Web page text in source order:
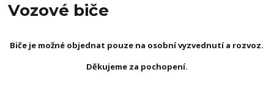
Vozové biče
Biče je možné objednat pouze na osobní vyzvednutí a rozvoz.
Děkujeme za pochopení.